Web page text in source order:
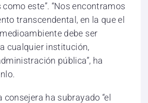
este”. “Nos encontramos
transcendental, en la que el
debe ser
cualquier institución,
pública”, ha
consejera ha subrayado “el